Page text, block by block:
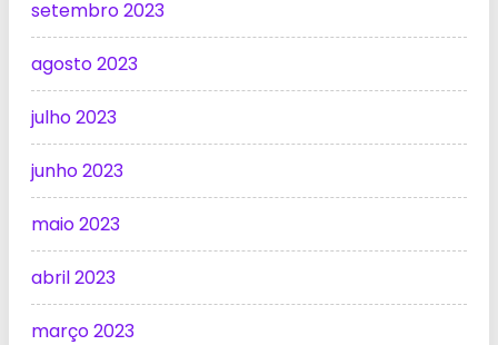
setembro 2023
agosto 2023
julho 2023
junho 2023
maio 2023
abril 2023
março 2023